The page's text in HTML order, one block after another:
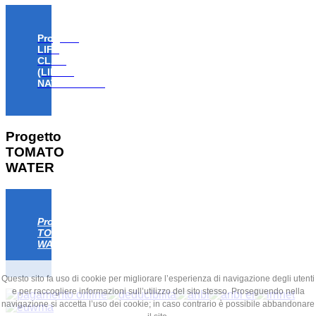
Progetto
LIFE
CLAW
(LIFE18
NAT/IT/000806)
Progetto
TOMATO
WATER
Progetto
TOMATO
WATER
Questo sito fa uso di cookie per migliorare l’esperienza di navigazione degli utenti
e per raccogliere informazioni sull’utilizzo del sito stesso. Proseguendo nella
navigazione si accetta l’uso dei cookie; in caso contrario è possibile abbandonare